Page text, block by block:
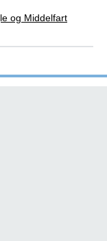
og Middelfart